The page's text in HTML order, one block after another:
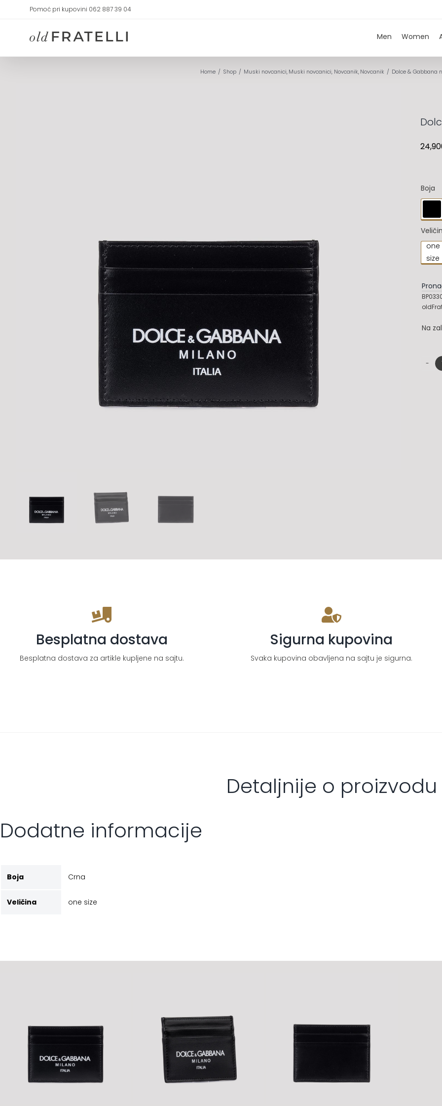
Pomoć pri kupovini 062 887 39 04
Men Women
Home Shop Muski novcanici Muski novcanici Novcanik Novcanik Dolce & Gabbana
Boja
one
size
Na
Besplatna dostava
Besplatna dostava za artikle kupljene na sajtu.
Sigurna kupovina
Svaka kupovina obavljena na sajtu je sigurna.
Detaljnije o proizvodu
Dodatne informacije
Boja Crna
Veličina one size